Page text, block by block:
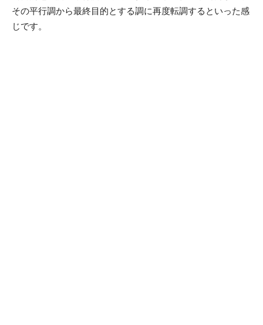
その平行調から最終目的とする調に再度転調するといった感
じです。